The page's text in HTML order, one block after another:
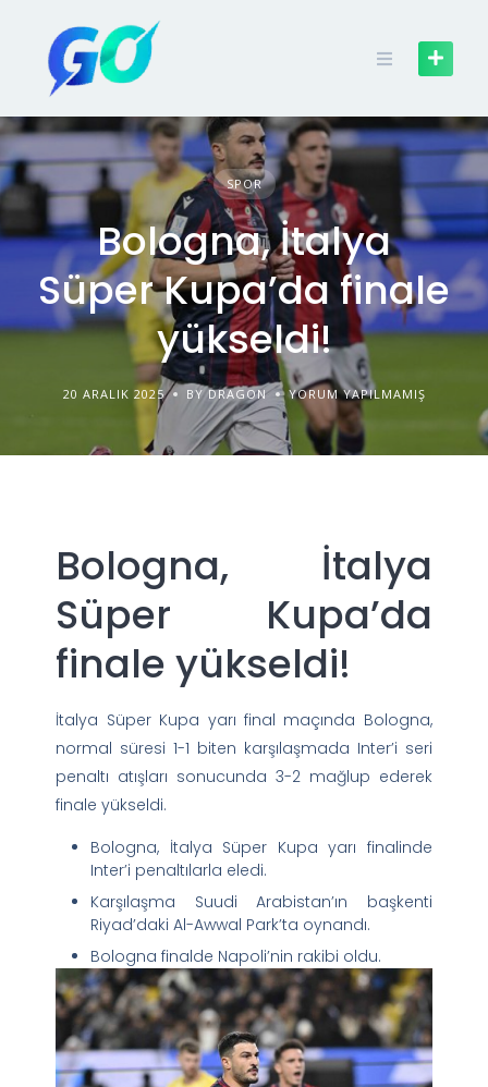
SPOR
Bologna, İtalya
Süper Kupa’da finale
yükseldi!
20 ARALIK 2025 BY DRAGON YORUM YAPILMAMIŞ
Bologna, İtalya
Süper Kupa’da
finale yükseldi!
İtalya Süper Kupa yarı final maçında Bologna,
normal süresi 1-1 biten karşılaşmada Inter’i seri
penaltı atışları sonucunda 3-2 mağlup ederek
finale yükseldi.
Bologna, İtalya Süper Kupa yarı finalinde
Inter’i penaltılarla eledi.
Karşılaşma Suudi Arabistan’ın başkenti
Riyad’daki Al-Awwal Park’ta oynandı.
Bologna finalde Napoli’nin rakibi oldu.